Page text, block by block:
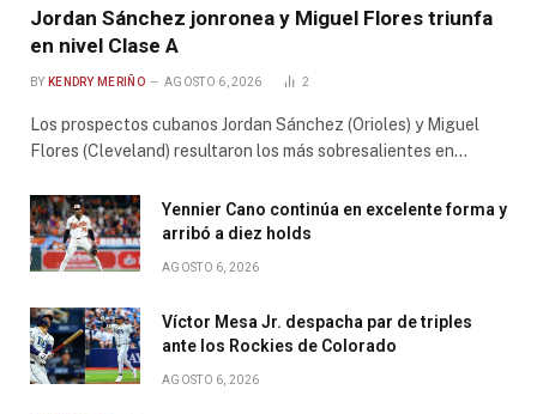
Jordan Sánchez jonronea y Miguel Flores triunfa
en nivel Clase A
BY KENDRY MERIÑO AGOSTO 6, 2026 2
Los prospectos cubanos Jordan Sánchez (Orioles) y Miguel
Flores (Cleveland) resultaron los más sobresalientes en…
Yennier Cano continúa en excelente forma y
arribó a diez holds
AGOSTO 6, 2026
Víctor Mesa Jr. despacha par de triples
ante los Rockies de Colorado
AGOSTO 6, 2026